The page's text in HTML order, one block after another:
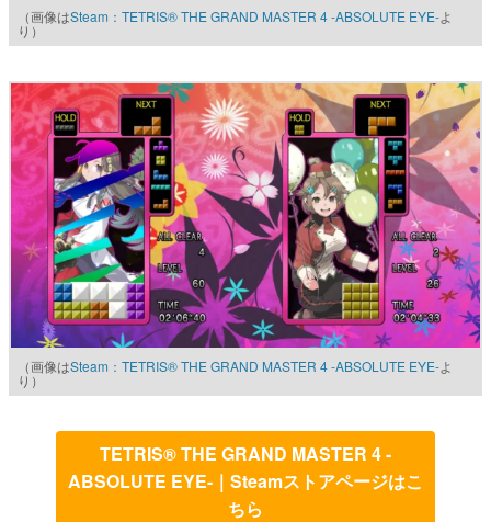
（画像はSteam：TETRIS® THE GRAND MASTER 4 -ABSOLUTE EYE-よ
り）
（画像はSteam：TETRIS® THE GRAND MASTER 4 -ABSOLUTE EYE-よ
り）
TETRIS® THE GRAND MASTER 4 -
ABSOLUTE EYE-｜Steamストアページはこ
ちら